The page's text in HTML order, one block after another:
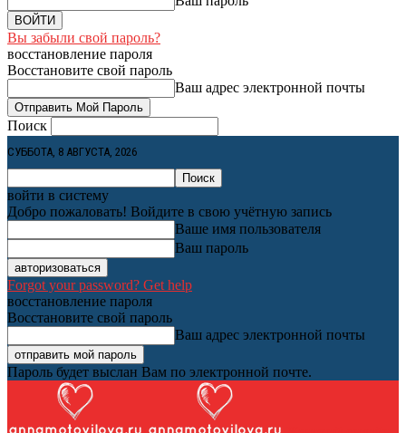
Вы забыли свой пароль?
восстановление пароля
Восстановите свой пароль
Ваш адрес электронной почты
Поиск
СУББОТА, 8 АВГУСТА, 2026
войти в систему
Добро пожаловать! Войдите в свою учётную запись
Ваше имя пользователя
Ваш пароль
Forgot your password? Get help
восстановление пароля
Восстановите свой пароль
Ваш адрес электронной почты
Пароль будет выслан Вам по электронной почте.